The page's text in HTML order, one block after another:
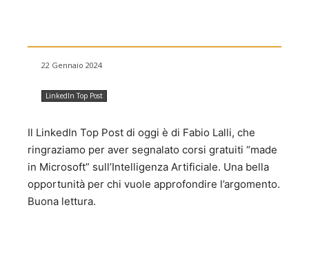
22 Gennaio 2024
LinkedIn Top Post
Il LinkedIn Top Post di oggi è di Fabio Lalli, che
ringraziamo per aver segnalato corsi gratuiti “made
in Microsoft” sull’Intelligenza Artificiale. Una bella
opportunità per chi vuole approfondire l’argomento.
Buona lettura.